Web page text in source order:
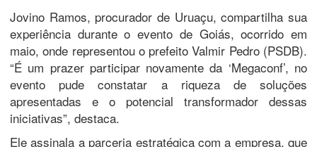
Jovino Ramos, procurador de Uruaçu, compartilha sua
experiência durante o evento de Goiás, ocorrido em
maio, onde representou o prefeito Valmir Pedro (PSDB).
“É um prazer participar novamente da ‘Megaconf’, no
evento pude constatar a riqueza de soluções
apresentadas e o potencial transformador dessas
iniciativas”, destaca.
Ele assinala a parceria estratégica com a empresa, que